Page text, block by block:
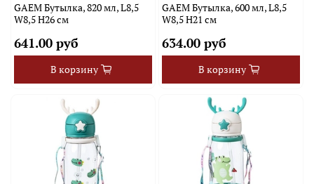
GAEM Бутылка, 820 мл, L8,5
W8,5 H26 см
641.00 руб
В корзину
GAEM Бутылка, 600 мл, L8,5
W8,5 H21 см
634.00 руб
В корзину